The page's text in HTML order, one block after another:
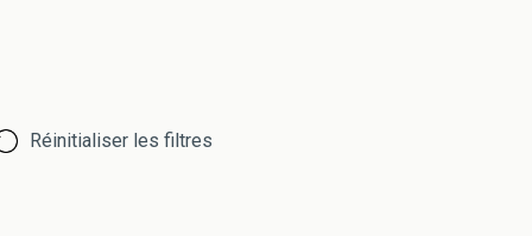
Réinitialiser les filtres